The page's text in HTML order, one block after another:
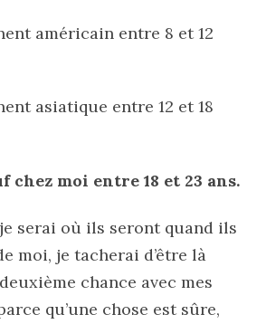
américain entre 8 et 12
asiatique entre 12 et 18
chez moi entre 18 et 23 ans.
serai où ils seront quand ils
moi, je tacherai d’être là
chance avec mes
qu’une chose est sûre,